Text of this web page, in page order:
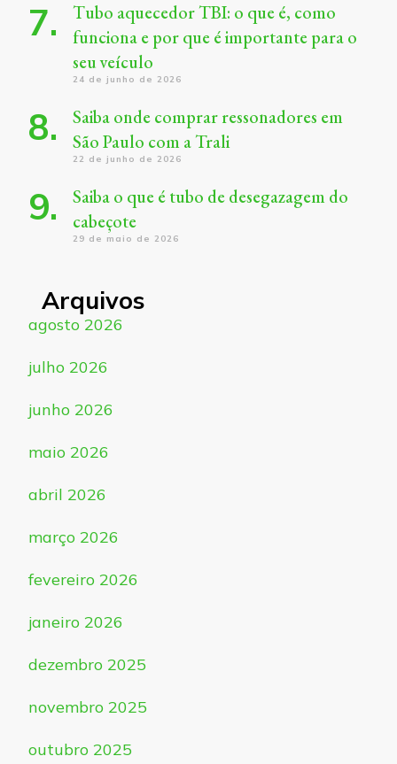
Tubo aquecedor TBI: o que é, como
funciona e por que é importante para o
seu veículo
24 de junho de 2026
Saiba onde comprar ressonadores em
São Paulo com a Trali
22 de junho de 2026
Saiba o que é tubo de desegazagem do
cabeçote
29 de maio de 2026
Arquivos
agosto 2026
julho 2026
junho 2026
maio 2026
abril 2026
março 2026
fevereiro 2026
janeiro 2026
dezembro 2025
novembro 2025
outubro 2025